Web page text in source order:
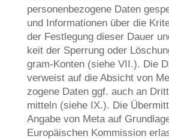
per­so­nen­be­zo­ge­ne Daten
und Infor­ma­tio­nen über die
der Fest­le­gung die­ser Dau­er
keit der Sper­rung oder
gram-Kon­ten (sie­he VII.). Die
ver­weist auf die Absicht von
zo­ge­ne Daten ggf. auch an
mit­teln (sie­he IX.). Die
Anga­be von Meta auf
Euro­päi­schen Kom­mis­si­on